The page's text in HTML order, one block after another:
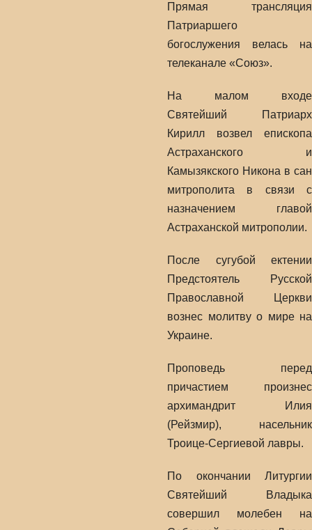
Прямая трансляция
Патриаршего
богослужения велась на
телеканале «Союз».
На малом входе
Святейший Патриарх
Кирилл возвел епископа
Астраханского и
Камызякского Никона в сан
митрополита в связи с
назначением главой
Астраханской митрополии.
После сугубой ектении
Предстоятель Русской
Православной Церкви
вознес молитву о мире на
Украине.
Проповедь перед
причастием произнес
архимандрит Илия
(Рейзмир), насельник
Троице-Сергиевой лавры.
По окончании Литургии
Святейший Владыка
совершил молебен на